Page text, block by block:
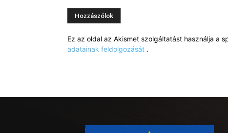
Ez az oldal az Akismet szolgáltatást használja a
adatainak feldolgozását .